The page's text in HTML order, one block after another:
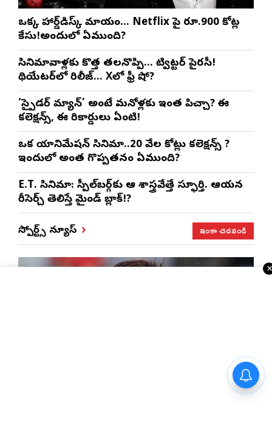
ఒక్క హార్డ్‌డిస్క్ మాయం… Netflix పై రూ.900 కోట్ల
కేసు!అందులో ఏముంది?
సినిమావాళ్లకు కొత్త తలనొప్పి… ట్విట్టర్ పైరసీ!
థియేటర్‌లో రిలీజ్… Xలో ఫ్రీ షో?
‘స్పైడర్ మ్యాన్’ అంటే మనోళ్లకు ఇంత పిచ్చా? ఈ
కలెక్షన్స్, ఈ రికార్డులు ఏంటి!
ఒక యానిమేషన్ సినిమా..20 వేల కోట్లు కలెక్షన్స్ ?
ఇందులో అంత గొప్పతనం ఏముంది?
E.T. సినిమా: స్పీల్‌బర్గ్‌కు ఆ శాస్త్రవేత్తే స్ఫూర్తి. ఆయన
రీసెర్చ్ తెలిస్తే మైండ్ బ్లాక్!?
స్పోర్ట్స్ న్యూస్ ఇంకా చదవండి